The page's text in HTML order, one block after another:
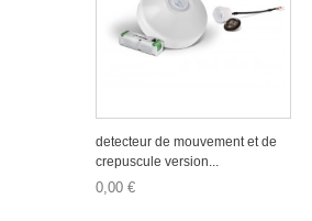
detecteur de mouvement et de
crepuscule version...
0,00 €